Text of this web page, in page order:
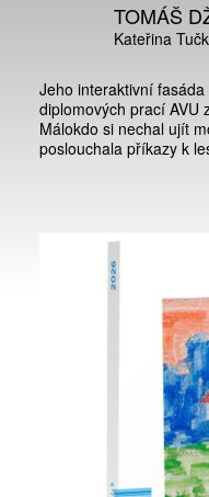
TOMÁŠ
Kateřina
Jeho interaktivní
diplomových prací AVU
Málokdo si nechal ujít
poslouchala příkazy k